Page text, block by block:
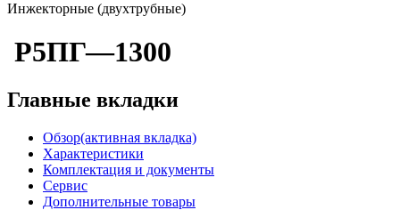
Инжекторные (двухтрубные)
Р5ПГ—1300
Главные вкладки
Обзор(активная вкладка)
Характеристики
Комплектация и документы
Сервис
Дополнительные товары